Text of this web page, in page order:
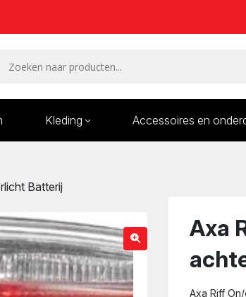
Kleding Accessoires en
Batterij
Axa
Axa Riff